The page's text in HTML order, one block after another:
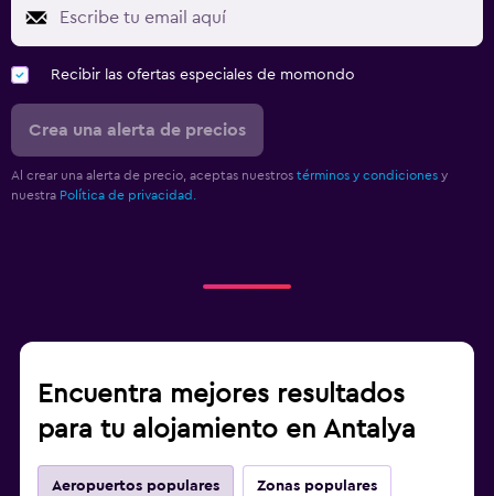
Recibir las ofertas especiales de momondo
Crea una alerta de precios
Al crear una alerta de precio, aceptas nuestros términos y condiciones y
nuestra Política de privacidad.
Encuentra mejores resultados
para tu alojamiento en Antalya
Aeropuertos populares Zonas populares